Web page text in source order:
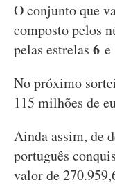
O conjunto que
composto pelos
pelas estrelas 6 e
No próximo
115 milhões de
Ainda assim, de
português
valor de